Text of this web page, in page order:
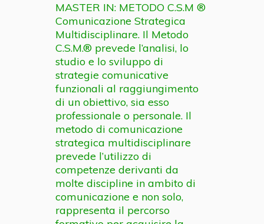
MASTER IN: METODO C.S.M ®
Comunicazione Strategica
Multidisciplinare. Il Metodo
C.S.M.® prevede l’analisi, lo
studio e lo sviluppo di
strategie comunicative
funzionali al raggiungimento
di un obiettivo, sia esso
professionale o personale. Il
metodo di comunicazione
strategica multidisciplinare
prevede l’utilizzo di
competenze derivanti da
molte discipline in ambito di
comunicazione e non solo,
rappresenta il percorso